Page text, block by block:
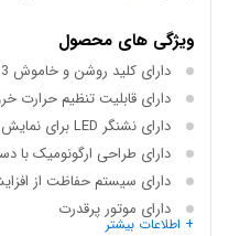
ویژگی های محصول
دارای کلید روشن و خاموش 3 حالته
دارای قابلیت تنظیم حرارت
دارای نشنگر LED برای نمایش دمای خروجی
دارای طراحی ارگونومیک با
دارای سیستم حفاظت از
دارای موتور پرقدرت
+ اطلاعات بیشتر